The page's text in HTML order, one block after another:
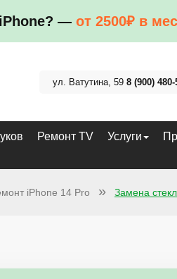
— от 2500₽ в
ул. Ватутина, 59 8 (900) 480-
Ремонт TV Услуги
iPhone 14 Pro Замена